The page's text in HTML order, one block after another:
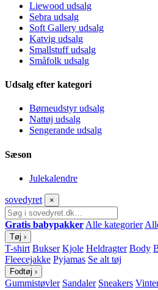
Liewood udsalg
Sebra udsalg
Soft Gallery udsalg
Katvig udsalg
Smallstuff udsalg
Småfolk udsalg
Udsalg efter kategori
Børneudstyr udsalg
Nattøj udsalg
Sengerande udsalg
Sæson
Julekalendre
sovedyret ×
Gratis babypakker Alle kategorier
Tøj ›
T-shirt Bukser Kjole Heldragter Body
Fleecejakke Pyjamas Se alt tøj
Fodtøj ›
Gummistøvler Sandaler Sneakers